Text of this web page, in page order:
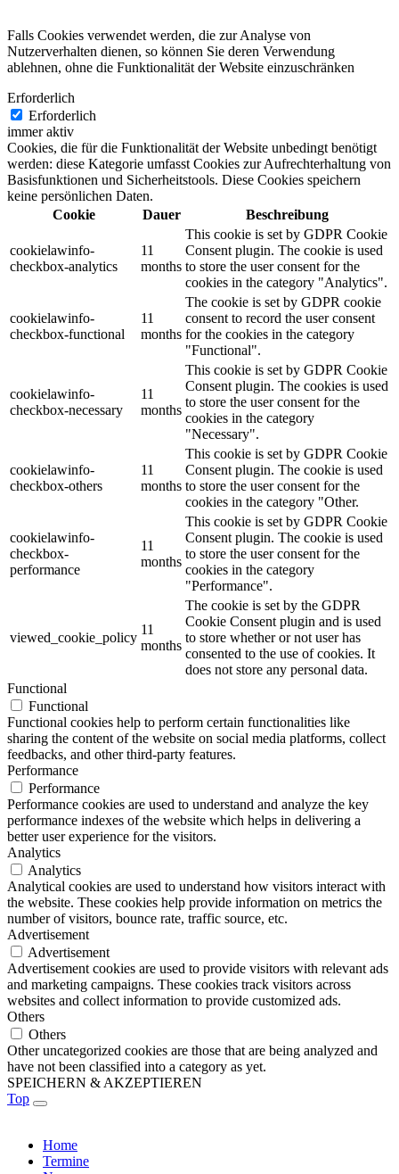
Falls Cookies verwendet werden, die zur Analyse von
Nutzerverhalten dienen, so können Sie deren Verwendung
ablehnen, ohne die Funktionalität der Website einzuschränken
Erforderlich
Erforderlich
immer aktiv
Cookies, die für die Funktionalität der Website unbedingt benötigt
werden: diese Kategorie umfasst Cookies zur Aufrechterhaltung von
Basisfunktionen und Sicherheitstools. Diese Cookies speichern
keine persönlichen Daten.
Cookie
Dauer Beschreibung
cookielawinfo-
checkbox-analytics
11
months
This cookie is set by GDPR Cookie
Consent plugin. The cookie is used
to store the user consent for the
cookies in the category "Analytics".
cookielawinfo-
checkbox-functional
11
months
The cookie is set by GDPR cookie
consent to record the user consent
for the cookies in the category
"Functional".
cookielawinfo-
checkbox-necessary
11
months
This cookie is set by GDPR Cookie
Consent plugin. The cookies is used
to store the user consent for the
cookies in the category
"Necessary".
cookielawinfo-
checkbox-others
11
months
This cookie is set by GDPR Cookie
Consent plugin. The cookie is used
to store the user consent for the
cookies in the category "Other.
cookielawinfo-
checkbox-
performance
11
months
This cookie is set by GDPR Cookie
Consent plugin. The cookie is used
to store the user consent for the
cookies in the category
"Performance".
viewed_cookie_policy
11
months
The cookie is set by the GDPR
Cookie Consent plugin and is used
to store whether or not user has
consented to the use of cookies. It
does not store any personal data.
Functional
Functional
Functional cookies help to perform certain functionalities like
sharing the content of the website on social media platforms, collect
feedbacks, and other third-party features.
Performance
Performance
Performance cookies are used to understand and analyze the key
performance indexes of the website which helps in delivering a
better user experience for the visitors.
Analytics
Analytics
Analytical cookies are used to understand how visitors interact with
the website. These cookies help provide information on metrics the
number of visitors, bounce rate, traffic source, etc.
Advertisement
Advertisement
Advertisement cookies are used to provide visitors with relevant ads
and marketing campaigns. These cookies track visitors across
websites and collect information to provide customized ads.
Others
Others
Other uncategorized cookies are those that are being analyzed and
have not been classified into a category as yet.
SPEICHERN & AKZEPTIEREN
Top
Home
Termine